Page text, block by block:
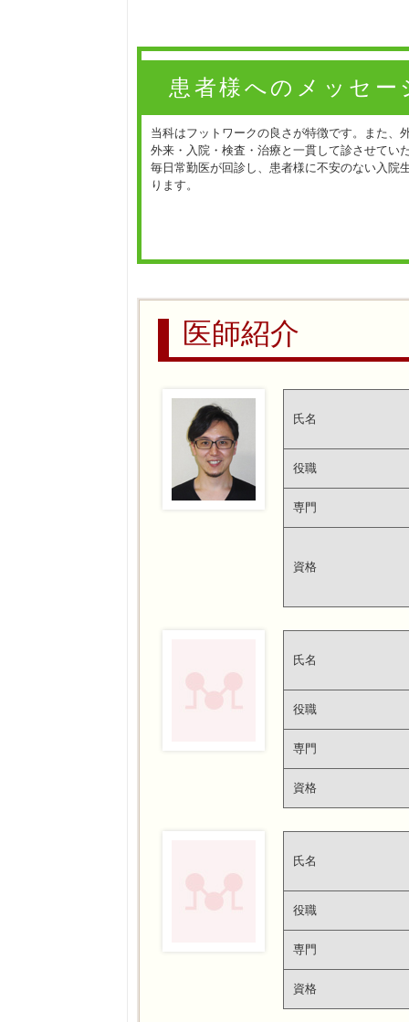
患者様へのメッセー
当科はフットワークの良さが特徴です。また、
外来・入院・検査・治療と一貫して診させてい
毎日常勤医が回診し、患者様に不安のない入院
ります。
医師紹介
氏名
役職
専門
資格
氏名
役職
専門
資格
氏名
役職
専門
資格